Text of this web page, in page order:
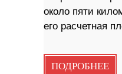
около пяти
его расчетная
ПОДРОБНЕЕ